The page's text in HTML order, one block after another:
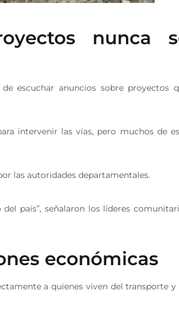
nunca
escuchar anuncios sobre proyectos
intervenir las vías, pero muchos de
las autoridades departamentales.
país”, señalaron los líderes
económicas
a quienes viven del transporte y